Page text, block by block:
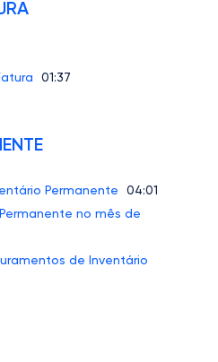
01:37
Permanente
04:01
no mês de
de Inventário